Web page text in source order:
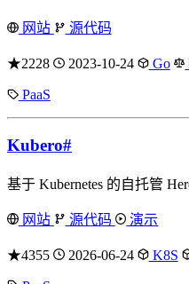
网站 源代码
★2228 2023-10-24 Go
PaaS
Kubero#
基于 Kubernetes 的自托管
网站 源代码 演示
★4355 2026-06-24 K8S